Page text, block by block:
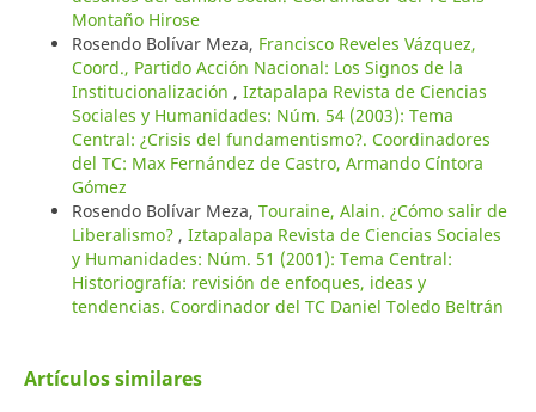
Montaño Hirose
Rosendo Bolívar Meza, Francisco Reveles Vázquez,
Coord., Partido Acción Nacional: Los Signos de la
Institucionalización , Iztapalapa Revista de Ciencias
Sociales y Humanidades: Núm. 54 (2003): Tema
Central: ¿Crisis del fundamentismo?. Coordinadores
del TC: Max Fernández de Castro, Armando Cíntora
Gómez
Rosendo Bolívar Meza, Touraine, Alain. ¿Cómo salir de
Liberalismo? , Iztapalapa Revista de Ciencias Sociales
y Humanidades: Núm. 51 (2001): Tema Central:
Historiografía: revisión de enfoques, ideas y
tendencias. Coordinador del TC Daniel Toledo Beltrán
Artículos similares